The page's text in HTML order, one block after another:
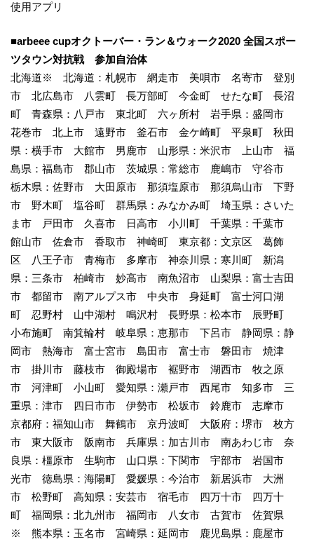
使用アプリ
■arbeee cupオクトーバー・ラン＆ウォーク2020 全国スポー
ツタウン対抗戦 参加自治体
北海道※ 北海道：札幌市 網走市 美唄市 名寄市 登別
市 北広島市 八雲町 長万部町 今金町 せたな町 長沼
町 青森県：八戸市 東北町 六ヶ所村 岩手県：盛岡市
花巻市 北上市 遠野市 釜石市 金ケ崎町 平泉町 秋田
県：横手市 大館市 男鹿市 山形県：米沢市 上山市 福
島県：福島市 郡山市 茨城県：常総市 鹿嶋市 守谷市
栃木県：佐野市 大田原市 那須塩原市 那須烏山市 下野
市 野木町 塩谷町 群馬県：みなかみ町 埼玉県：さいた
ま市 戸田市 久喜市 日高市 小川町 千葉県：千葉市
館山市 佐倉市 香取市 神崎町 東京都：文京区 葛飾
区 八王子市 青梅市 多摩市 神奈川県：寒川町 新潟
県：三条市 柏崎市 妙高市 南魚沼市 山梨県：富士吉田
市 都留市 南アルプス市 中央市 身延町 富士河口湖
町 忍野村 山中湖村 鳴沢村 長野県：松本市 辰野町
小布施町 南箕輪村 岐阜県：恵那市 下呂市 静岡県：静
岡市 熱海市 富士宮市 島田市 富士市 磐田市 焼津
市 掛川市 藤枝市 御殿場市 裾野市 湖西市 牧之原
市 河津町 小山町 愛知県：瀬戸市 西尾市 知多市 三
重県：津市 四日市市 伊勢市 松坂市 鈴鹿市 志摩市
京都府：福知山市 舞鶴市 京丹波町 大阪府：堺市 枚方
市 東大阪市 阪南市 兵庫県：加古川市 南あわじ市 奈
良県：橿原市 生駒市 山口県：下関市 宇部市 岩国市
光市 徳島県：海陽町 愛媛県：今治市 新居浜市 大洲
市 松野町 高知県：安芸市 宿毛市 四万十市 四万十
町 福岡県：北九州市 福岡市 八女市 古賀市 佐賀県
※ 熊本県：玉名市 宮崎県：延岡市 鹿児島県：鹿屋市